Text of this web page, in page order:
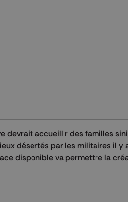
devrait accueillir des familles
désertés par les militaires il
disponible va permettre la